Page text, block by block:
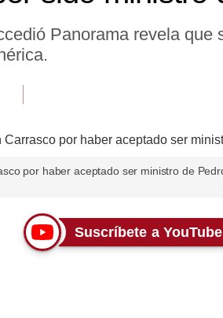
Panorama revela
por haber aceptado ser ministro de
Suscríbete a YouTube